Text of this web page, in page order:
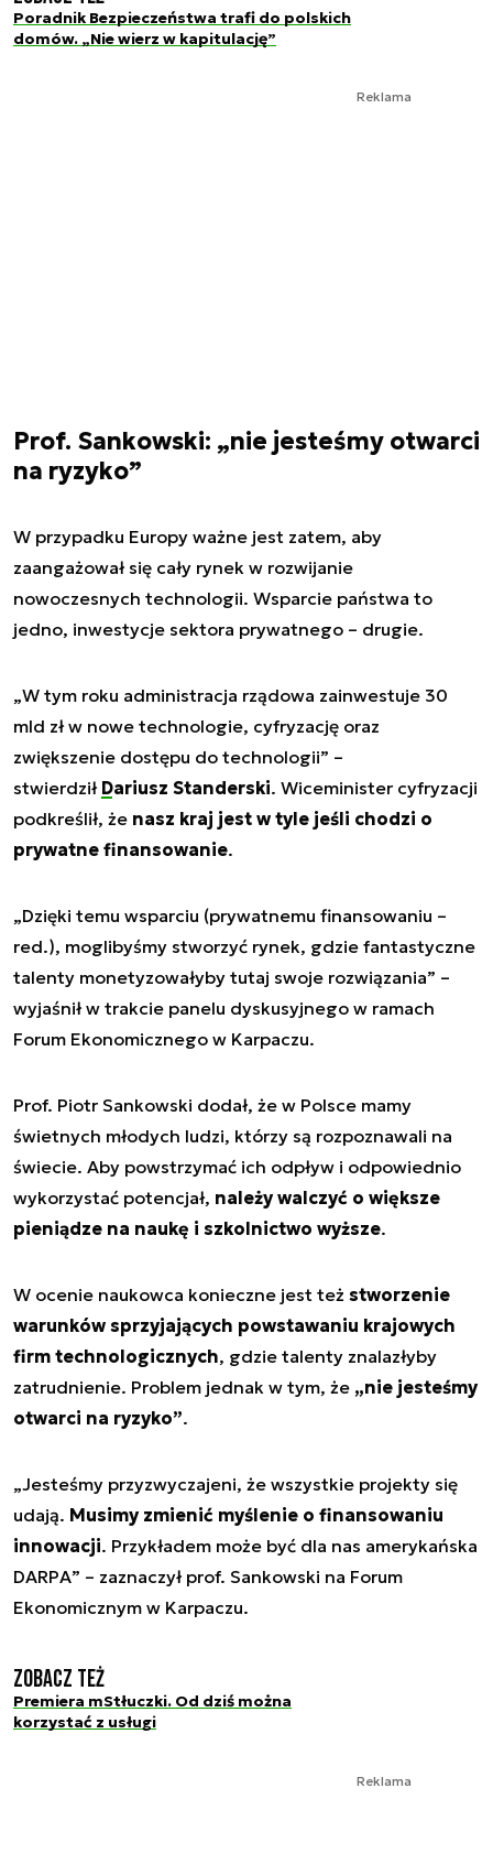
Poradnik Bezpieczeństwa trafi do polskich
domów. „Nie wierz w kapitulację”
Reklama
Prof. Sankowski: „nie jesteśmy otwarci
na ryzyko”
W przypadku Europy ważne jest zatem, aby
zaangażował się cały rynek w rozwijanie
nowoczesnych technologii. Wsparcie państwa to
jedno, inwestycje sektora prywatnego – drugie.
„W tym roku administracja rządowa zainwestuje 30
mld zł w nowe technologie, cyfryzację oraz
zwiększenie dostępu do technologii” –
stwierdził Dariusz Standerski. Wiceminister cyfryzacji
podkreślił, że nasz kraj jest w tyle jeśli chodzi o
prywatne finansowanie.
„Dzięki temu wsparciu (prywatnemu finansowaniu –
red.), moglibyśmy stworzyć rynek, gdzie fantastyczne
talenty monetyzowałyby tutaj swoje rozwiązania” –
wyjaśnił w trakcie panelu dyskusyjnego w ramach
Forum Ekonomicznego w Karpaczu.
Prof. Piotr Sankowski dodał, że w Polsce mamy
świetnych młodych ludzi, którzy są rozpoznawali na
świecie. Aby powstrzymać ich odpływ i odpowiednio
wykorzystać potencjał, należy walczyć o większe
pieniądze na naukę i szkolnictwo wyższe.
W ocenie naukowca konieczne jest też stworzenie
warunków sprzyjających powstawaniu krajowych
firm technologicznych, gdzie talenty znalazłyby
zatrudnienie. Problem jednak w tym, że „nie jesteśmy
otwarci na ryzyko”.
„Jesteśmy przyzwyczajeni, że wszystkie projekty się
udają. Musimy zmienić myślenie o finansowaniu
innowacji. Przykładem może być dla nas amerykańska
DARPA” – zaznaczył prof. Sankowski na Forum
Ekonomicznym w Karpaczu.
Zobacz też
Premiera mStłuczki. Od dziś można
korzystać z usługi
Reklama